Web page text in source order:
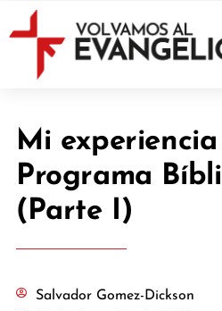
Mi
Programa
(Parte I)
Salvador Gomez-Dickson